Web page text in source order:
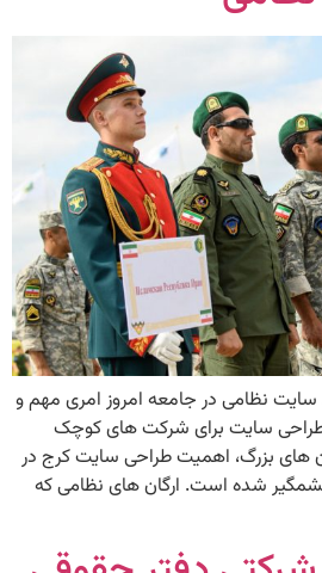
نظامی در جامعه امروز امری مهم و
طراحی سایت برای شرکت های کوچک
های بزرگ، اهمیت طراحی سایت کرج در
شده است. ارگان های نظامی که